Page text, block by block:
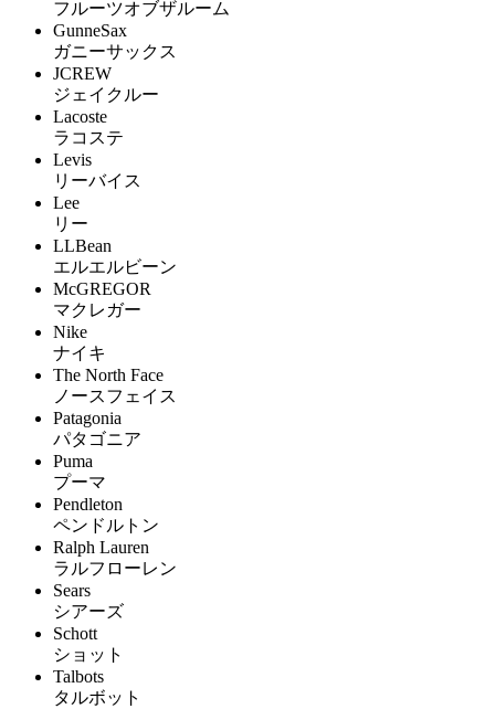
フルーツオブザルーム
GunneSax
ガニーサックス
JCREW
ジェイクルー
Lacoste
ラコステ
Levis
リーバイス
Lee
リー
LLBean
エルエルビーン
McGREGOR
マクレガー
Nike
ナイキ
The North Face
ノースフェイス
Patagonia
パタゴニア
Puma
プーマ
Pendleton
ペンドルトン
Ralph Lauren
ラルフローレン
Sears
シアーズ
Schott
ショット
Talbots
タルボット